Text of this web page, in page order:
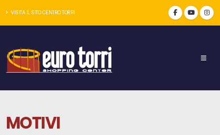
VISITA IL SITO CENTRO TORRI
MOTIVI